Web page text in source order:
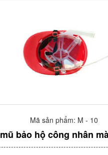
Mã sản phẩm: M - 10
mũ bảo hộ công nhân